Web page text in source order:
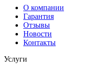
О компании
Гарантия
Отзывы
Новости
Контакты
Услуги